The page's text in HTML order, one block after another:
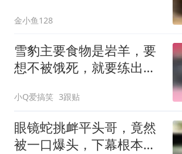
金小鱼128
雪豹主要食物是岩羊，要
想不被饿死，就要练出更
小Q爱搞笑 3跟贴
眼镜蛇挑衅平头哥，竟然
被一口爆头，下幕根本不